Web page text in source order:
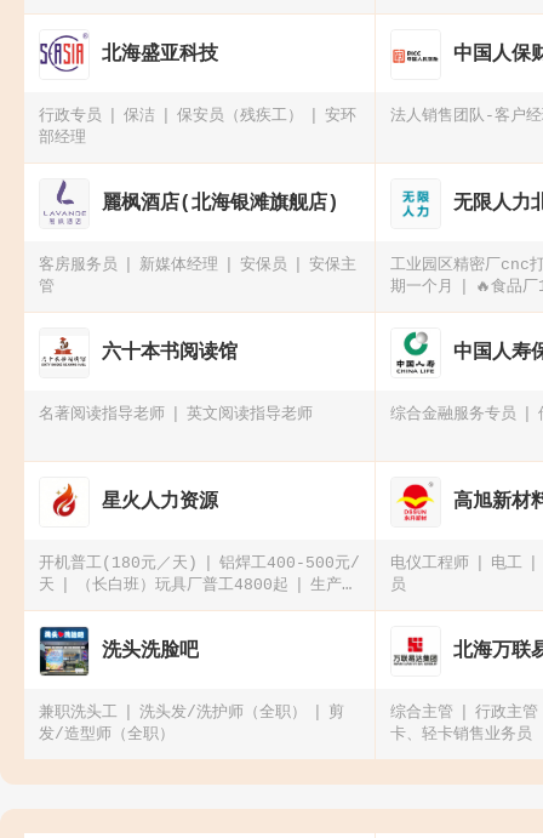
生产/组装蓝牙耳机 170/天 工资可周
结！！！
北海盛亚科技
行政专员 保洁 保安员（残疾工）
安环
部经理
中国人保
法人销售团队-客户
麗枫酒店(北海银滩旗舰店)
客房服务员 新媒体经理 安保员
安保主
管
无限人力
工业园区精密厂cnc
期一个月
🔥食品
➕
🔥汽配厂月入
五险一金伙食补贴
员
六十本书阅读馆
名著阅读指导老师 英文阅读指导老师
中国人寿
综合金融服务专员
星火人力资源
开机普工(180元／天)
铝焊工400-500元/
天
（长白班）玩具厂普工4800起
生产手
机配件普工4500-5500元
高旭新材
电仪工程师
电工
员
洗头洗脸吧
兼职洗头工 洗头发/洗护师（全职）
剪
发/造型师（全职）
北海万联
综合主管
行政主管
卡、轻卡销售业务员